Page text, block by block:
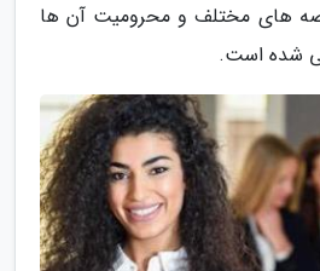
های مختلف و محرومیت آن ها
شده است.